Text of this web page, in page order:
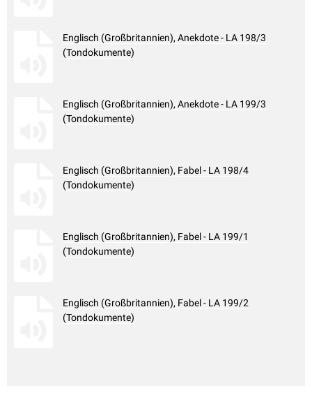
Englisch (Großbritannien), Anekdote - LA 198/3
(Tondokumente)
Englisch (Großbritannien), Anekdote - LA 199/3
(Tondokumente)
Englisch (Großbritannien), Fabel - LA 198/4
(Tondokumente)
Englisch (Großbritannien), Fabel - LA 199/1
(Tondokumente)
Englisch (Großbritannien), Fabel - LA 199/2
(Tondokumente)